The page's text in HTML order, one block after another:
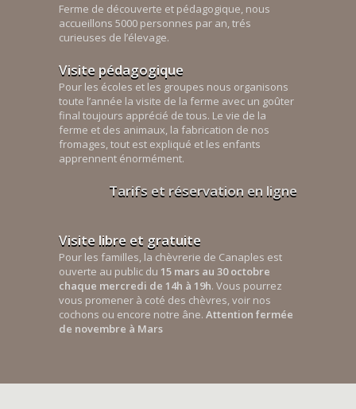
Ferme de découverte et pédagogique, nous
accueillons 5000 personnes par an, trés
curieuses de l’élevage.
Visite pédagogique
Pour les écoles et les groupes nous organisons
toute l’année la visite de la ferme avec un goûter
final toujours apprécié de tous. Le vie de la
ferme et des animaux, la fabrication de nos
fromages, tout est expliqué et les enfants
apprennent énormément.
Tarifs et réservation en ligne
Visite libre et gratuite
Pour les familles, la chèvrerie de Canaples est
ouverte au public du 15 mars au 30 octobre
chaque mercredi de 14h à 19h. Vous pourrez
vous promener à coté des chèvres, voir nos
cochons ou encore notre âne. Attention fermée
de novembre à Mars